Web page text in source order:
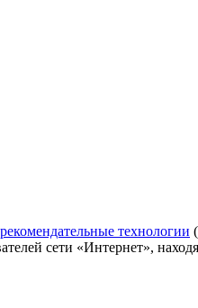
технологии
сети «Интернет»,